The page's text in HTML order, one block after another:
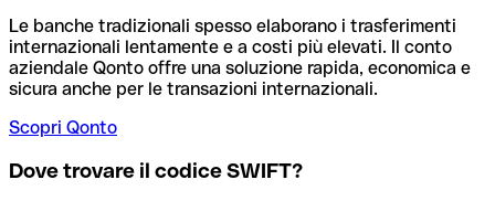
Le banche tradizionali spesso elaborano i trasferimenti
internazionali lentamente e a costi più elevati. Il conto
aziendale Qonto offre una soluzione rapida, economica e
sicura anche per le transazioni internazionali.
Scopri Qonto
Dove trovare il codice SWIFT?